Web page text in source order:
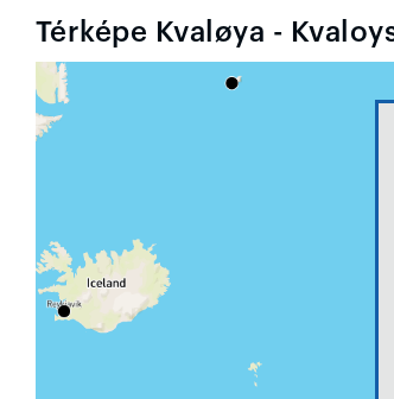
Térképe Kvaløya -